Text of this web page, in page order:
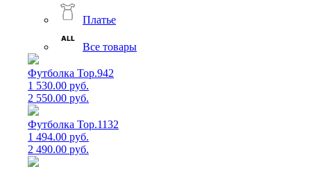
Платье
Все товары
Футболка Top.942
1 530.00 руб.
2 550.00 руб.
Футболка Top.1132
1 494.00 руб.
2 490.00 руб.